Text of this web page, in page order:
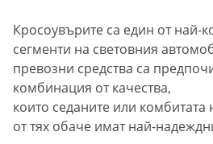
Кросоувърите са един от най-
сегменти на световния
превозни средства са
комбинация от качества,
които седаните или
от тях обаче имат най-